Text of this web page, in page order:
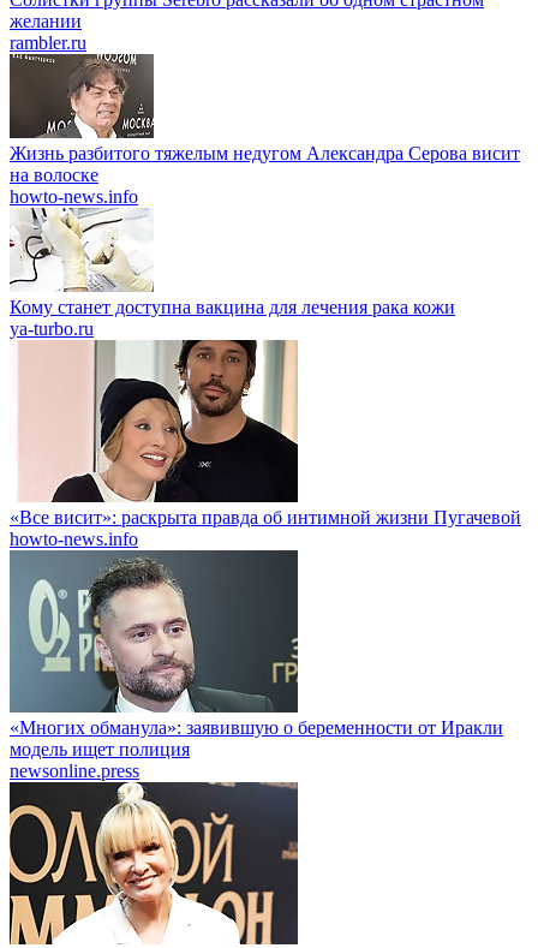
желании
rambler.ru
Жизнь разбитого тяжелым недугом Александра Серова висит
на волоске
howto-news.info
Кому станет доступна вакцина для лечения рака кожи
ya-turbo.ru
«Все висит»: раскрыта правда об интимной жизни Пугачевой
howto-news.info
«Многих обманула»: заявившую о беременности от Иракли
модель ищет полиция
newsonline.press